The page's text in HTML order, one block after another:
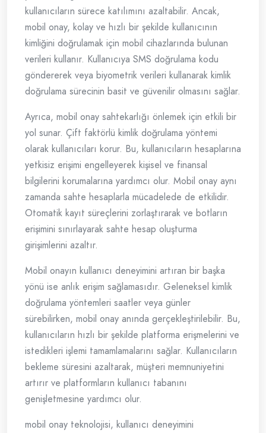
kullanıcıların sürece katılımını azaltabilir. Ancak,
mobil onay, kolay ve hızlı bir şekilde kullanıcının
kimliğini doğrulamak için mobil cihazlarında bulunan
verileri kullanır. Kullanıcıya SMS doğrulama kodu
göndererek veya biyometrik verileri kullanarak kimlik
doğrulama sürecinin basit ve güvenilir olmasını sağlar.
Ayrıca, mobil onay sahtekarlığı önlemek için etkili bir
yol sunar. Çift faktörlü kimlik doğrulama yöntemi
olarak kullanıcıları korur. Bu, kullanıcıların hesaplarına
yetkisiz erişimi engelleyerek kişisel ve finansal
bilgilerini korumalarına yardımcı olur. Mobil onay aynı
zamanda sahte hesaplarla mücadelede de etkilidir.
Otomatik kayıt süreçlerini zorlaştırarak ve botların
erişimini sınırlayarak sahte hesap oluşturma
girişimlerini azaltır.
Mobil onayın kullanıcı deneyimini artıran bir başka
yönü ise anlık erişim sağlamasıdır. Geleneksel kimlik
doğrulama yöntemleri saatler veya günler
sürebilirken, mobil onay anında gerçekleştirilebilir. Bu,
kullanıcıların hızlı bir şekilde platforma erişmelerini ve
istedikleri işlemi tamamlamalarını sağlar. Kullanıcıların
bekleme süresini azaltarak, müşteri memnuniyetini
artırır ve platformların kullanıcı tabanını
genişletmesine yardımcı olur.
mobil onay teknolojisi, kullanıcı deneyimini